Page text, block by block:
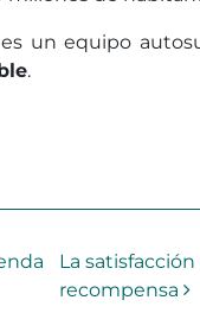
un equipo
.
La
recompensa